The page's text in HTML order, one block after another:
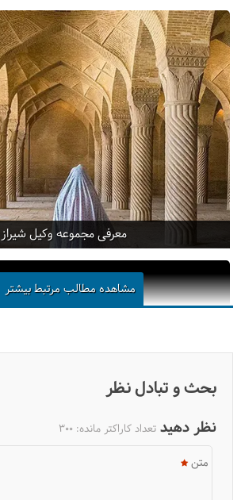
معرفی مجموعه وکیل شیراز
مشاهده مطالب مرتبطبیشتر
بحث و تبادل نظر
نظر دهید تعداد کاراکتر مانده: 300
متن